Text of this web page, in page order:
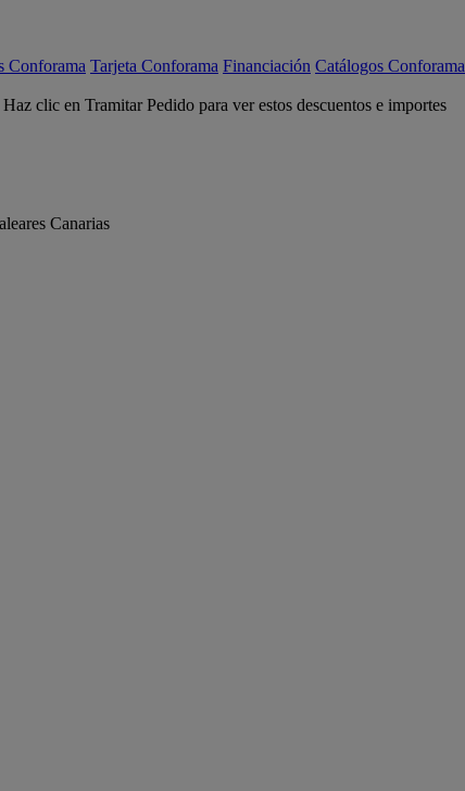
Conforama Tarjeta Conforama Financiación Catálogos Conforama
clic en Tramitar Pedido para ver estos descuentos e importes
Canarias